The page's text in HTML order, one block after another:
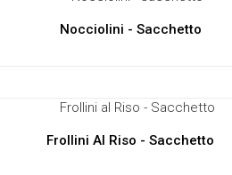
Nocciolini - Sacchetto
Frollini Al Riso - Sacchetto